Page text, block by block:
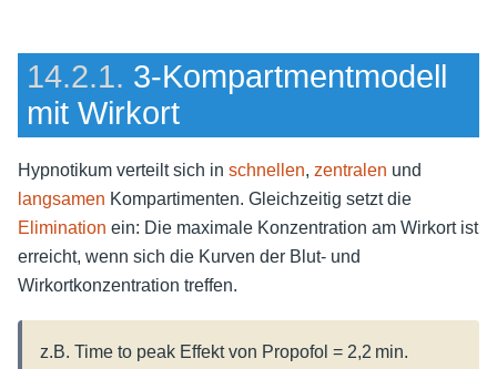
14.2.1. 3-Kompartmentmodell
mit Wirkort
Hypnotikum verteilt sich in schnellen, zentralen und
langsamen Kompartimenten. Gleichzeitig setzt die
Elimination ein: Die maximale Konzentration am Wirkort ist
erreicht, wenn sich die Kurven der Blut- und
Wirkortkonzentration treffen.
z.B. Time to peak Effekt von Propofol = 2,2 min.